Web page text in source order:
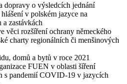
dopravy o výsledcích jednání
v polském jazyce na
a zastávkách
věci rozšíření ochrany německého
charty regionálních či menšinových
domů a bytů v roce 2021
FUEN v oblasti šíření
s pandemií COVID-19 v jazycích